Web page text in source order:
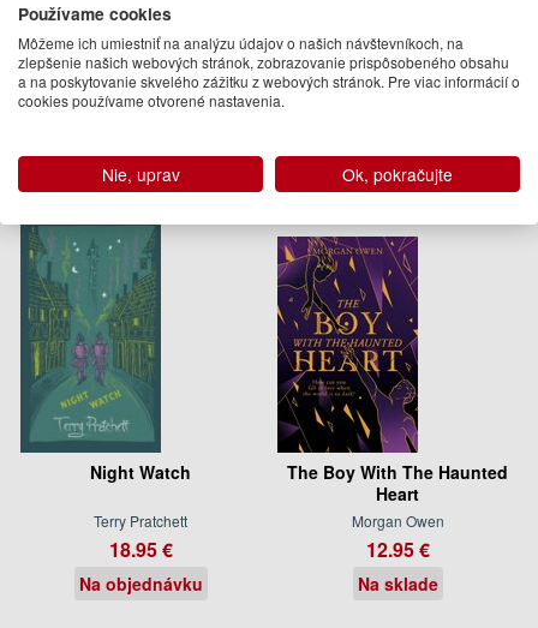
Star Wars: Choices of One
Timothy Zahn
14.95 €
Robert Rankin
Night Watch
Terry Pratchett
18.95 €
Na objednávku
The Boy With The Haunted
Heart
Morgan Owen
12.95 €
Na sklade
Používame cookies
Môžeme ich umiestniť na analýzu údajov o našich návštevníkoch, na
zlepšenie našich webových stránok, zobrazovanie prispôsobeného obsahu
a na poskytovanie skvelého zážitku z webových stránok. Pre viac informácií o
cookies používame otvorené nastavenia.
Nie, uprav Ok, pokračujte